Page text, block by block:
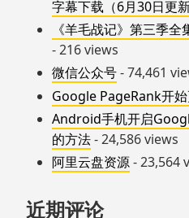
字幕下载（6月30日更新
《羊毛战记》第三季
- 216 views
微信公众号- 74,461
Google PageRank开
Android手机开启
的方法- 24,586 views
阿里云盘资源- 23,564
近期评论